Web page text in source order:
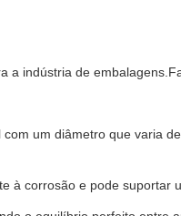
indústria de
um diâmetro que varia
à corrosão e pode suportar